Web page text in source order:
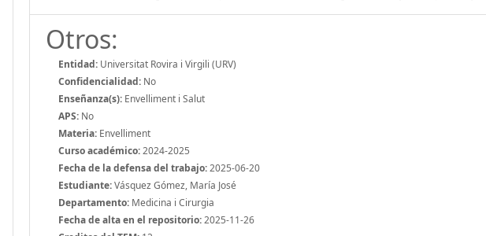
Otros:
Entidad: Universitat Rovira i Virgili (URV)
Confidencialidad: No
Enseñanza(s): Envelliment i Salut
APS: No
Materia: Envelliment
Curso académico:2024-2025
Fecha de la defensa del trabajo:2025-06-20
Estudiante:Vásquez Gómez, María José
Departamento: Medicina i Cirurgia
Fecha de alta en el repositorio:2025-11-26